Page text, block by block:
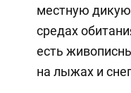
местную
средах
есть
на лыжах и